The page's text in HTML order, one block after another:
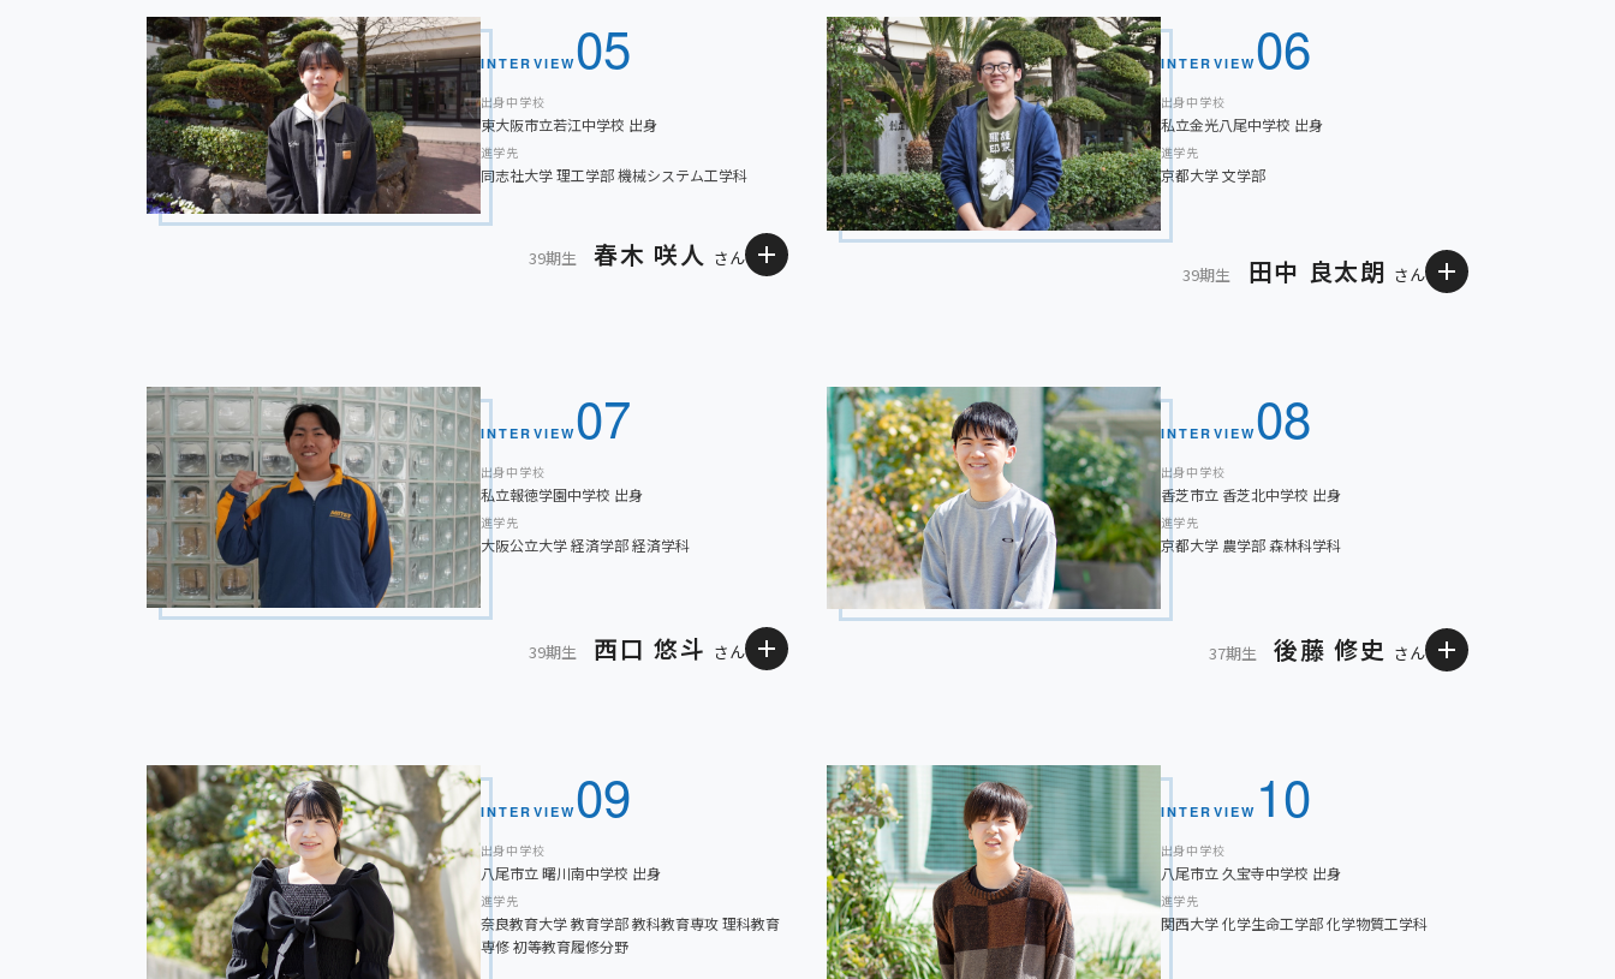
て頑張っていました。特に英単語や古文単語はくり返し見返すことで身につくものだ
と思い、常に緊張感をもって取り組むように心がけていました。部活動では、高校生
になってからチャレンジしたので、バレー部の副キャプテンになれた時は嬉しかった
です。他のクラスや他学年との交友関係ができるので、興味のあるクラブがあれば、
ぜひ入部することをオススメします。
大学時代に取り組みたいことは？
大学では、税理士などの資格取得の勉強を頑張りたいと思います。また、マーケティ
後悔が残ったまま卒業を迎えることがないように様々なことにチャレンジしてほしい
と思います。挑戦する勇気を持ち、一歩踏み出した自分自身を素直に褒められるよう
に日々成長してほしいと思います。
管理にも気をつけて、授業に真摯に向き合うだけでなく、定期考査に向けて計画的に
取り組んできました。さらにテニス部やインターアクトクラブに所属し、限られた時
間の中で活動に参加する中で、協調性や責任感を養うことができました。
大学時代に取り組みたいことは？
大学では、法学の学習に励むとともにボランティア活動に積極的に取り組みたいと考
えています。高校生活を通して、人との関わりや社会とのつながりの大切さを実感
し、社会の仕組みを深く理解したいという気持ちから法学を学びたいと考えるように
なりました。大学でも様々な経験を積みながら、自分自身を成長させ、その中で自分
高校生活はあっという間に過ぎていきます。今、この瞬間を大切に、自分らしく頑張
ってください。応援してます！
INTERVIEW05
出身中学校
東大阪市立若江中学校 出身
進学先
同志社大学 理工学部 機械システム工学科
39期生 春木 咲人 さん
を意識しました。先生方の熱心な支えがあったからこそ、努力を継続できたように思
います。高校では将棋部に所属しており、活動に積極的に参加する中で、集中力や粘
り強く考える力を身につけることができました。勉強と部活動の両立を意識して、充
実した学校生活を送ることを心がけてきました。日頃の積み重ねが結果につながった
と感じています。
大学時代に取り組みたいことは？
大学では、講義や実験、実習を通して実践的な力を身につけ、自分の視野を広げてい
後輩に一言アドバイス
日々の積み重ねを大切にして、自分の目標に向かって頑張ってください。応援してい
ます。
INTERVIEW06
出身中学校
私立金光八尾中学校 出身
進学先
京都大学 文学部
39期生 田中 良太朗 さん
ことを楽しむために、日々の小テストや提出物、定期考査などへの取り組みを手抜か
りなく行うことを意識していました。僕は明確に志望校が決まっていなかったのです
が、選択肢を広げ、色々なことに挑戦できるように日々の学習を手広く、抜けなく行
うことを心がけていました。手広く、コツコツと勉強を続けてきたことで、京都大学
が視野に入ったのだと思います。
大学時代に取り組みたいことは？
京都大学は日本各地から個性豊かな人が集まる大学だと聞いています。様々な人との
交流を積極的に持ち主体性をもって幅広い学習を通じて自分の知らない世界に飛び込
迷ったら京都大学をめざそう。
INTERVIEW07
出身中学校
私立報徳学園中学校 出身
進学先
大阪公立大学 経済学部 経済学科
39期生 西口 悠斗 さん
練習はもちろん、週末には他校での練習試合があり、勉強時間を確保するのはかなり
大変でした。でも、隙間時間を利用し、授業に集中し、毎朝の小テストを確実に合格
できるよう頑張った結果、受験勉強を始めた時にはある程度の学力がついていまし
た。また、部活動でのしんどい経験が受験勉強でつまずいても挫けない強さをもたら
してくれ、受験勉強を円滑に進めることができました。
大学時代に取り組みたいことは？
INTERVIEW08
出身中学校
香芝市立 香芝北中学校 出身
進学先
京都大学 農学部 森林科学科
37期生 後藤 修史 さん
「行きたいところがないなら、より高みをめざせ」という言葉に背中を押され、徐々
に京都大学への進学を意識するようになりました。初めは勉強がつらく感じることも
ありましたが、毎日の授業や小テストの積み重ねが基礎固めになり、しばらくして一
気に成績が伸びるように。勉強に集中できるようになると、不安や焦りは取り除けま
す。金光八尾はその努力を支えてくれます。
INTERVIEW09
出身中学校
八尾市立 曙川南中学校 出身
進学先
奈良教育大学 教育学部 教科教育専攻 理科教育
専修 初等教育履修分野
INTERVIEW 10
出身中学校
八尾市立 久宝寺中学校 出身
進学先
関西大学 化学生命工学部 化学物質工学科